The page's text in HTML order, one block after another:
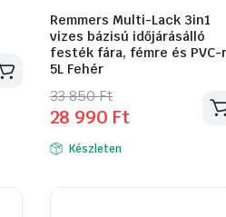
Remmers Multi-Lack 3in1
vizes bázisú időjárásálló
festék fára, fémre és PVC-
5L Fehér
33 850Ft
Original
price
was:
28 990 Ft
Current
price
is:
Ennek
a
terméknek
Készleten